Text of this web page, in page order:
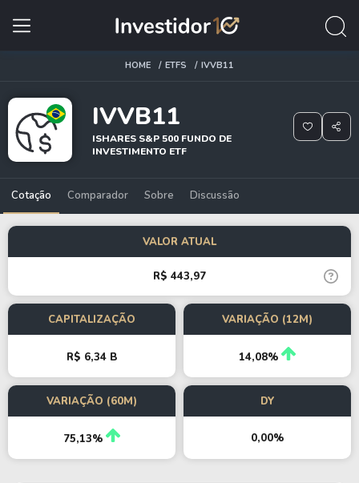
HOME ETFS IVVB11
IVVB11
ISHARES S&P 500 FUNDO DE
INVESTIMENTO ETF
Cotação Comparador Sobre Discussão
VALOR ATUAL
R$ 443,97
CAPITALIZAÇÃO
R$ 6,34 B
VARIAÇÃO (12M)
14,08%
VARIAÇÃO (60M)
75,13%
DY
0,00%